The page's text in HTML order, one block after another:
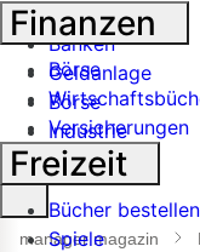
Handel
Banken
Geldanlage
Börse
Industrie
Suche
öffnen
manager magazin
Finanzen
Börse
Versicherungen
Freizeit
Bücher bestellen
Spiele